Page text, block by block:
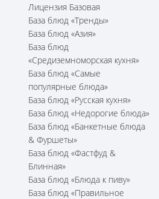
Лицензия Базовая
База блюд «Тренды»
База блюд «Азия»
База блюд
«Средиземноморская кухня»
База блюд «Самые
популярные блюда»
База блюд «Русская кухня»
База блюд «Недорогие блюда»
База блюд «Банкетные блюда
& Фуршеты»
База блюд «Фастфуд &
Блинная»
База блюд «Блюда к пиву»
База блюд «Правильное